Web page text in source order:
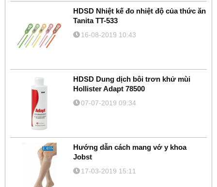
HDSD Nhiệt kế đo nhiệt độ của thức ăn
Tanita TT-533
16-08-2019 10:43
HDSD Dung dịch bôi trơn khử mùi
Hollister Adapt 78500
07-07-2019 09:34
Hướng dẫn cách mang vớ y khoa
Jobst
17-03-2019 15:11